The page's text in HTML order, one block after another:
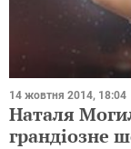
14 жовтня 2014, 18:04
Наталя
грандіозне